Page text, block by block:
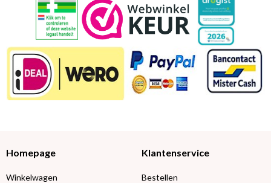
Homepage
Winkelwagen
Klantenservice
Bestellen